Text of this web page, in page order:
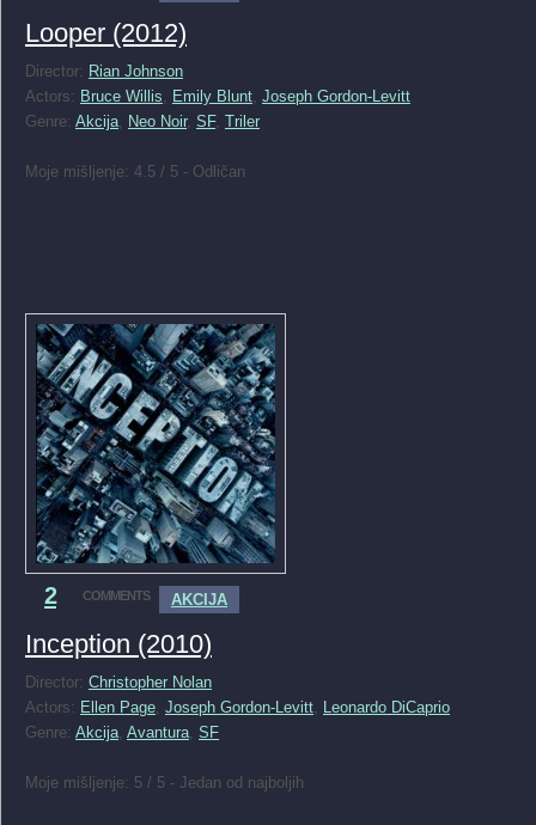
Looper (2012)
Director: Rian Johnson
Actors: Bruce Willis Emily Blunt Joseph Gordon-Levitt
Genre: Akcija Neo Noir, SF, Triler
Moje mišljenje: 4.5 / 5 - Odličan
2 COMMENTS AKCIJA
Inception (2010)
Director: Christopher Nolan
Actors: Ellen Page Joseph Gordon-Levitt
Leonardo DiCaprio
Genre: Akcija Avantura SF
Moje mišljenje: 5 / 5 - Jedan od najboljih